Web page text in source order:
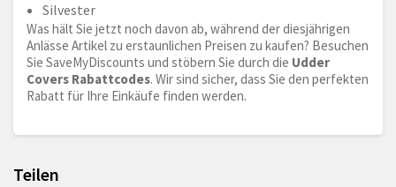
Silvester
Was hält Sie jetzt noch davon ab, während der diesjährigen
Anlässe Artikel zu erstaunlichen Preisen zu kaufen? Besuchen
Sie SaveMyDiscounts und stöbern Sie durch die Udder
Covers Rabattcodes. Wir sind sicher, dass Sie den perfekten
Rabatt für Ihre Einkäufe finden werden.
Teilen